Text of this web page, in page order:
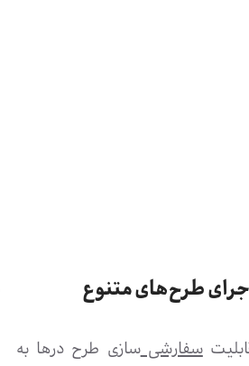
طرح‌های متنوع
سفارشیسازی طرح درها به